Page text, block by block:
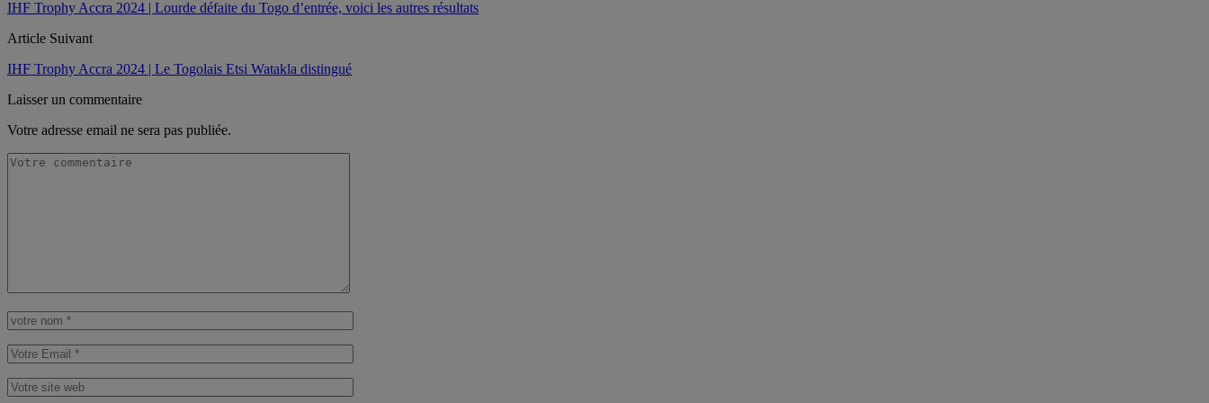
IHF Trophy Accra 2024 | Lourde défaite du Togo d’entrée, voici les autres résultats
Article Suivant
IHF Trophy Accra 2024 | Le Togolais Etsi Watakla distingué
Laisser un commentaire
Votre adresse email ne sera pas publiée.